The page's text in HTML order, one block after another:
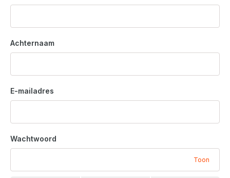
p
g
i
n
Achternaam
E-mailadres
Wachtwoord
Toon